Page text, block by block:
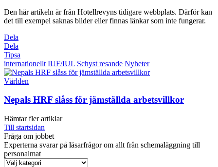
Den här artikeln är från Hotellrevyns tidigare webbplats. Därför kan
det till exempel saknas bilder eller finnas länkar som inte fungerar.
Dela
Dela
Tipsa
internationellt IUF/IUL Schyst resande Nyheter
Världen
Nepals HRF slåss för jämställda arbetsvillkor
Hämtar fler artiklar
Till startsidan
Fråga om jobbet
Experterna svarar på läsarfrågor om allt från schemaläggning till
personalmat